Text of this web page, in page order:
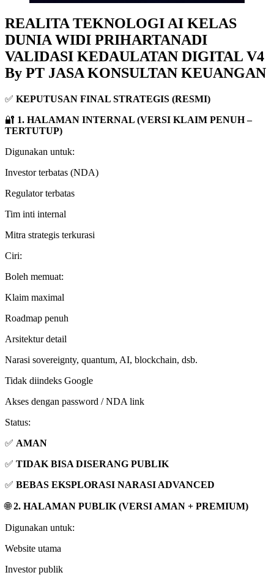
REALITA TEKNOLOGI AI KELAS
DUNIA WIDI PRIHARTANADI
VALIDASI KEDAULATAN DIGITAL V4
By PT JASA KONSULTAN KEUANGAN
✅ KEPUTUSAN FINAL STRATEGIS (RESMI)
🔐 1. HALAMAN INTERNAL (VERSI KLAIM PENUH –
TERTUTUP)
Digunakan untuk:
Investor terbatas (NDA)
Regulator terbatas
Tim inti internal
Mitra strategis terkurasi
Ciri:
Boleh memuat:
Klaim maximal
Roadmap penuh
Arsitektur detail
Narasi sovereignty, quantum, AI, blockchain, dsb.
Tidak diindeks Google
Akses dengan password / NDA link
Status:
✅ AMAN
✅ TIDAK BISA DISERANG PUBLIK
✅ BEBAS EKSPLORASI NARASI ADVANCED
🌐2. HALAMAN PUBLIK (VERSI AMAN + PREMIUM)
Digunakan untuk:
Website utama
Investor publik